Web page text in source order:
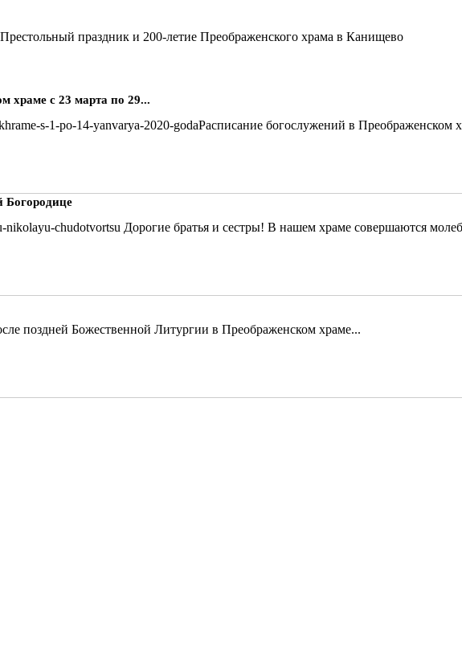
Престольный праздник и 200-летие Преображенского храма в Канищево
храме с 23 марта по 29...
Расписание богослужений в Преображенском
Богородице
Дорогие братья и сестры! В нашем храме совершаются
поздней Божественной Литургии в Преображенском храме...